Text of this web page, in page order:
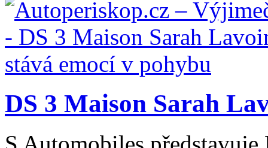
DS 3 Maison Sarah